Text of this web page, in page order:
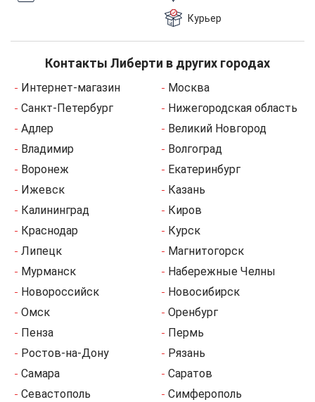
Курьер
Контакты Либерти в других городах
Интернет-магазин
Москва
Санкт-Петербург
Нижегородская область
Адлер
Великий Новгород
Владимир
Волгоград
Воронеж
Екатеринбург
Ижевск
Казань
Калининград
Киров
Краснодар
Курск
Липецк
Магнитогорск
Мурманск
Набережные Челны
Новороссийск
Новосибирск
Омск
Оренбург
Пенза
Пермь
Ростов-на-Дону
Рязань
Самара
Саратов
Севастополь
Симферополь